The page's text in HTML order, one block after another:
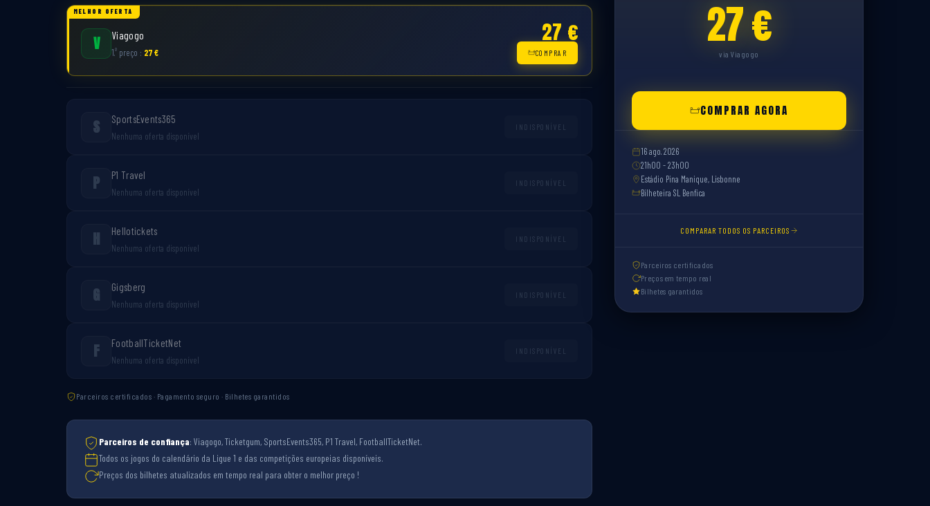
MELHOR OFERTA
V Viagogo
1.º preço : 27 €
27 €
COMPRAR
S SportsEvents365
Nenhuma oferta disponível
INDISPONÍVEL
P P1 Travel
Nenhuma oferta disponível
INDISPONÍVEL
H Hellotickets
Nenhuma oferta disponível
INDISPONÍVEL
G Gigsberg
Nenhuma oferta disponível
INDISPONÍVEL
F FootballTicketNet
Nenhuma oferta disponível
INDISPONÍVEL
Parceiros certificados · Pagamento seguro · Bilhetes garantidos
Parceiros de confiança: Viagogo, Ticketgum, SportsEvents365, P1 Travel, FootballTicketNet.
Todos os jogos do calendário da Ligue 1 e das competições europeias disponíveis.
Preços dos bilhetes atualizados em tempo real para obter o melhor preço !
27 €
via Viagogo
COMPRAR AGORA
16 ago. 2026
21h00 - 23h00
Estádio Pina Manique, Lisbonne
Bilheteira SL Benfica
COMPARAR TODOS OS PARCEIROS
Parceiros certificados
Preços em tempo real
Bilhetes garantidos